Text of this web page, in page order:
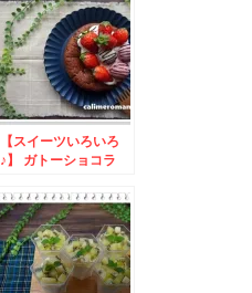
【スイーツいろいろ
♪】 ガトーショコラ